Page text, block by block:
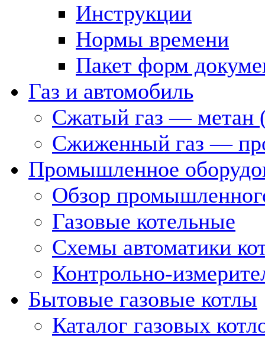
Инструкции
Нормы времени
Пакет форм
Газ и автомобиль
Сжатый газ — метан
Сжиженный газ —
Промышленное
Обзор
Газовые котельные
Схемы автоматики
Контрольно-
Бытовые газовые котлы
Каталог газовых